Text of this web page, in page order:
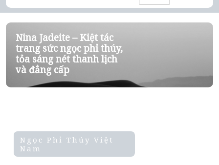
Nina Jadeite – Kiệt tác
trang sức ngọc phỉ thúy,
tỏa sáng nét thanh lịch
và đẳng cấp
Ngọc Phỉ Thúy Việt
Nam